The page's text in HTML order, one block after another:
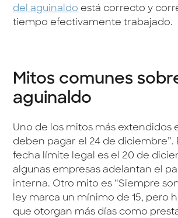
del aguinaldo está correcto y
tiempo efectivamente trabajado.
Mitos comunes
aguinaldo
Uno de los mitos más extendidos
deben pagar el 24 de diciembre”.
fecha límite legal es el 20 de
algunas empresas adelantan el
interna. Otro mito es “Siempre son
ley marca un mínimo de 15, pero
que otorgan más días como